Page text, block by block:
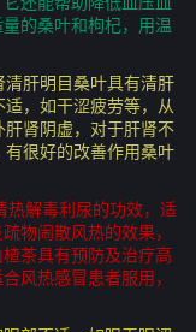
的桑叶和枸杞，用温
肝明目桑叶具有清肝
，如干涩疲劳等，从
肾阴虚，对于肝肾不
很好的改善作用桑叶
热解毒利尿的功效，适
物闹散风热的效果，
茶具有预防及治疗高
风热感冒患者服用，